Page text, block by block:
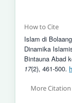
How to Cite
Islam di
Dinamika
Bintauna Abad
17(2), 461-500.
More